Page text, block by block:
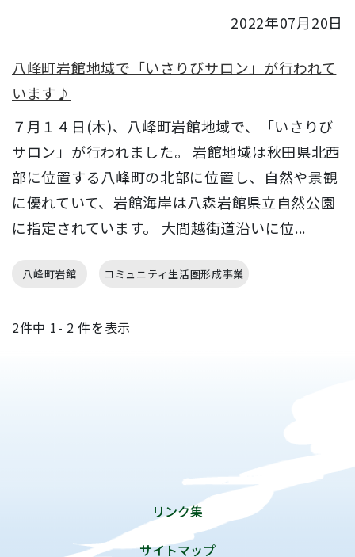
2022年07月20日
八峰町岩館地域で「いさりびサロン」が行われて
います♪
７月１４日(木)、八峰町岩館地域で、「いさりび
サロン」が行われました。 岩館地域は秋田県北西
部に位置する八峰町の北部に位置し、自然や景観
に優れていて、岩館海岸は八森岩館県立自然公園
に指定されています。 大間越街道沿いに位...
八峰町岩館 コミュニティ生活圏形成事業
2件中 1- 2件を表示
リンク集
サイトマップ